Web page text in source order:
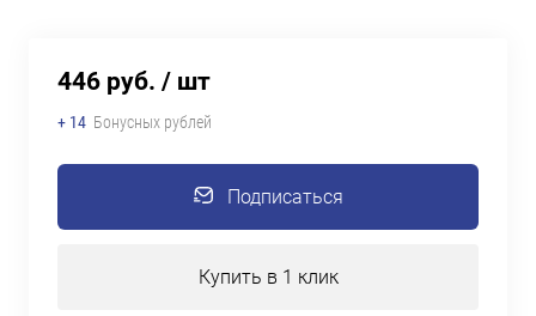
446 руб. / шт
+ 14 Бонусных рублей
Подписаться
Купить в 1 клик